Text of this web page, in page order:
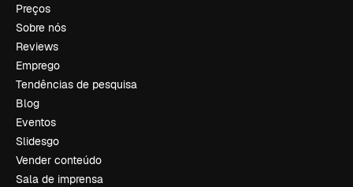
Preços
Sobre nós
Reviews
Emprego
Tendências de pesquisa
Blog
Eventos
Slidesgo
Vender conteúdo
Sala de imprensa